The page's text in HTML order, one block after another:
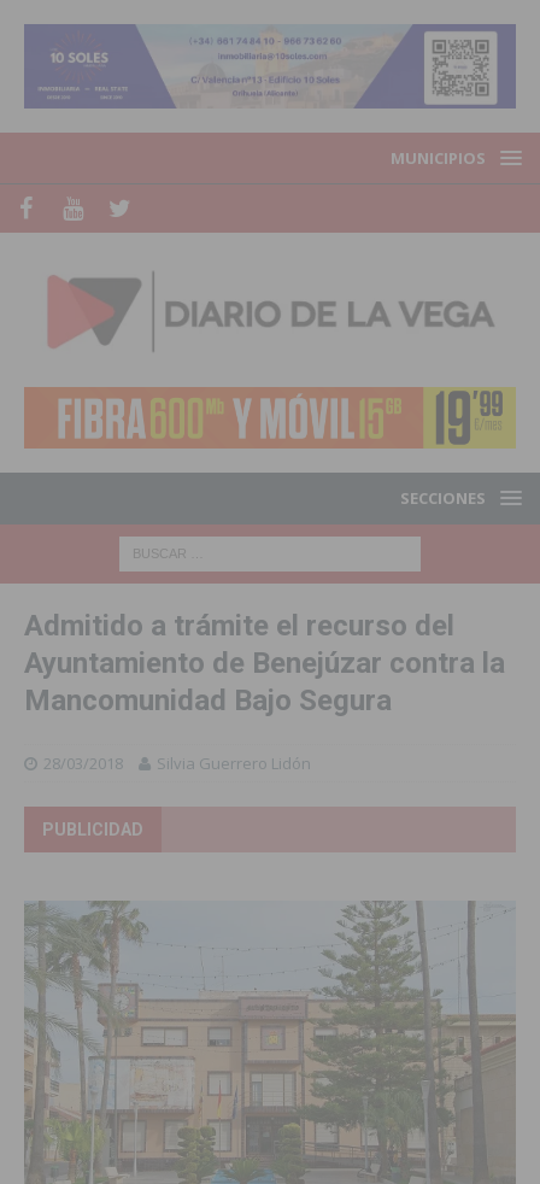
MUNICIPIOS
SECCIONES
Admitido a trámite el recurso del
Ayuntamiento de Benejúzar contra la
Mancomunidad Bajo Segura
28/03/2018 Silvia Guerrero Lidón
PUBLICIDAD